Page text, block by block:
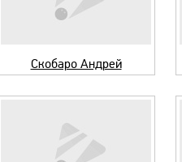
Скобаро Андрей